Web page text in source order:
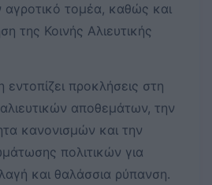
τομέα, καθώς και
της Κοινής Αλιευτικής
εντοπίζει προκλήσεις στη
αποθεμάτων, την
κανονισμών και την
πολιτικών για
και θαλάσσια ρύπανση.